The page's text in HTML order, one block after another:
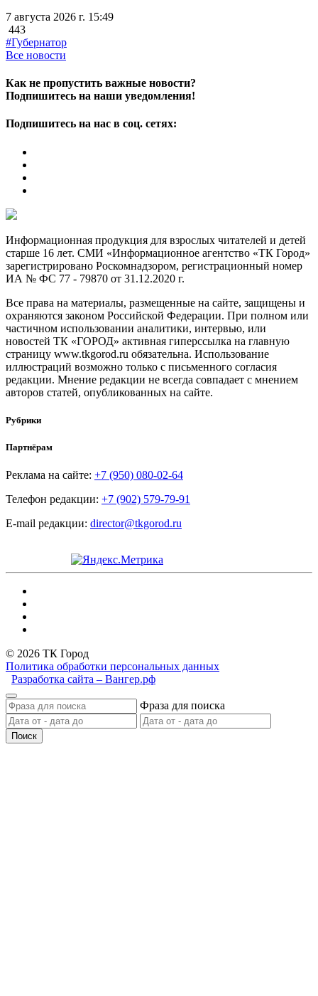
7 августа 2026 г. 15:49
443
#Губернатор
Все новости
Как не пропустить важные новости?
Подпишитесь на наши уведомления!
Подпишитесь на нас в соц. сетях:
Информационная продукция для взрослых читателей и детей
старше 16 лет. СМИ «Информационное агентство «ТК Город»
зарегистрировано Роскомнадзором, регистрационный номер
ИА № ФС 77 - 79870 от 31.12.2020 г.
Все права на материалы, размещенные на сайте, защищены и
охраняются законом Российской Федерации. При полном или
частичном использовании аналитики, интервью, или
новостей ТК «ГОРОД» активная гиперссылка на главную
страницу www.tkgorod.ru обязательна. Использование
иллюстраций возможно только с письменного согласия
редакции. Мнение редакции не всегда совпадает с мнением
авторов статей, опубликованных на сайте.
Рубрики
Партнёрам
Реклама на сайте: +7 (950) 080-02-64
Телефон редакции: +7 (902) 579-79-91
E-mail редакции: director@tkgorod.ru
© 2026 ТК Город
Политика обработки персональных данных
Разработка сайта – Вангер.рф
Фраза для поиска
Поиск